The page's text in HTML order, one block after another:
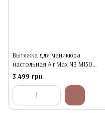
Вытяжка для маникюра
настольная Air Max N3 M150
60Вт, Белый корпус, Черная
подушка
3 499 грн